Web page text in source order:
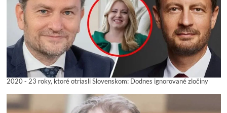
2020 - 23 roky, ktoré otriasli Slovenskom: Dodnes ignorované zločiny